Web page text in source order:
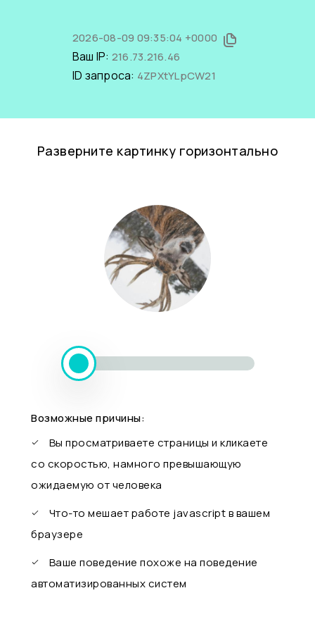
2026-08-09 09:35:04 +0000
Ваш IP: 216.73.216.46
ID запроса: 4ZPXtYLpCW21
Разверните картинку горизонтально
Возможные причины:
Вы просматриваете страницы и кликаете
со скоростью, намного превышающую
ожидаемую от человека
Что-то мешает работе javascript в вашем
браузере
Ваше поведение похоже на поведение
автоматизированных систем